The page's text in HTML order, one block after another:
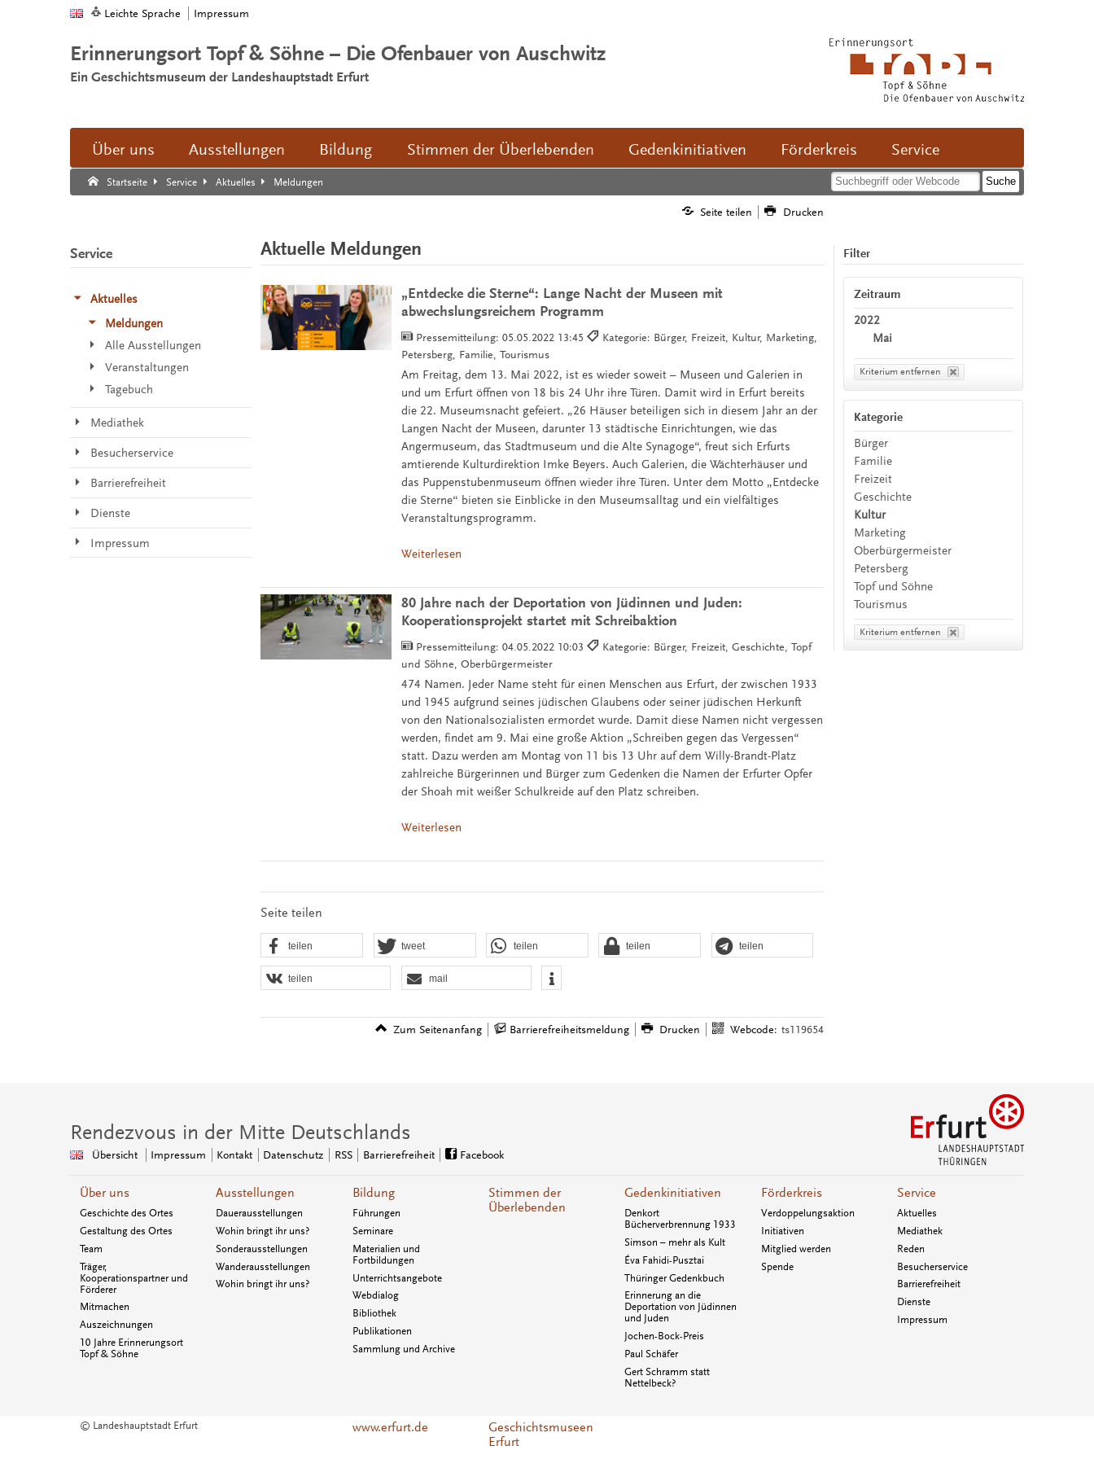
Leichte Sprache Impressum
Erinnerungsort Topf & Söhne – Die Ofenbauer von Auschwitz
Ein Geschichtsmuseum der Landeshauptstadt Erfurt
Über uns Ausstellungen Bildung Stimmen der Überlebenden Gedenkinitiativen Förderkreis Service
Startseite Service Aktuelles Meldungen
Suche:
Suche Ende.
Seite teilen Drucken
Aktuelle Meldungen
„Entdecke die Sterne“: Lange Nacht der Museen mit
abwechslungsreichem Programm
Pressemitteilung:05.05.2022 13:45
Kategorie: Bürger, Freizeit, Kultur, Marketing,
Petersberg, Familie, Tourismus
Am Freitag, dem 13. Mai 2022, ist es wieder soweit – Museen und Galerien in
und um Erfurt öffnen von 18 bis 24 Uhr ihre Türen. Damit wird in Erfurt bereits
die 22. Museumsnacht gefeiert. „26 Häuser beteiligen sich in diesem Jahr an der
Langen Nacht der Museen, darunter 13 städtische Einrichtungen, wie das
Angermuseum, das Stadtmuseum und die Alte Synagoge“, freut sich Erfurts
amtierende Kulturdirektion Imke Beyers. Auch Galerien, die Wächterhäuser und
das Puppenstubenmuseum öffnen wieder ihre Türen. Unter dem Motto „Entdecke
die Sterne“ bieten sie Einblicke in den Museumsalltag und ein vielfältiges
Veranstaltungsprogramm.
Weiterlesen
80 Jahre nach der Deportation von Jüdinnen und Juden:
Kooperationsprojekt startet mit Schreibaktion
Pressemitteilung:04.05.2022 10:03
Kategorie: Bürger, Freizeit, Geschichte, Topf
und Söhne, Oberbürgermeister
474 Namen. Jeder Name steht für einen Menschen aus Erfurt, der zwischen 1933
und 1945 aufgrund seines jüdischen Glaubens oder seiner jüdischen Herkunft
von den Nationalsozialisten ermordet wurde. Damit diese Namen nicht vergessen
werden, findet am 9. Mai eine große Aktion „Schreiben gegen das Vergessen“
statt. Dazu werden am Montag von 11 bis 13 Uhr auf dem Willy-Brandt-Platz
zahlreiche Bürgerinnen und Bürger zum Gedenken die Namen der Erfurter Opfer
der Shoah mit weißer Schulkreide auf den Platz schreiben.
Weiterlesen
Seite teilen
teilen tweet teilen teilen teilen
teilen mail
Zum Seitenanfang Barrierefreiheitsmeldung Drucken Webcode: ts119654
Filter
Zeitraum
2022
Mai
Kriterium entfernen
Kategorie
Bürger
Familie
Freizeit
Geschichte
Kultur
Marketing
Oberbürgermeister
Petersberg
Topf und Söhne
Tourismus
Kriterium entfernen
Service
Aktuelles
Meldungen
Alle Ausstellungen
Veranstaltungen
Tagebuch
Mediathek
Besucherservice
Barrierefreiheit
Dienste
Impressum
Rendezvous in der Mitte Deutschlands
Übersicht Impressum Kontakt Datenschutz RSS Barrierefreiheit Facebook
Über uns
Geschichte des Ortes
Gestaltung des Ortes
Team
Träger,
Kooperationspartner und
Förderer
Mitmachen
Auszeichnungen
10 Jahre Erinnerungsort
Topf & Söhne
Ausstellungen
Dauerausstellungen
Wohin bringt ihr uns?
Sonderausstellungen
Wanderausstellungen
Wohin bringt ihr uns?
Bildung
Führungen
Seminare
Materialien und
Fortbildungen
Unterrichtsangebote
Webdialog
Bibliothek
Publikationen
Sammlung und Archive
Stimmen der
Überlebenden
Gedenkinitiativen
Denkort
Bücherverbrennung 1933
Simson – mehr als Kult
Éva Fahidi-Pusztai
Thüringer Gedenkbuch
Erinnerung an die
Deportation von Jüdinnen
und Juden
Jochen-Bock-Preis
Paul Schäfer
Gert Schramm statt
Nettelbeck?
Förderkreis
Verdoppelungsaktion
Initiativen
Mitglied werden
Spende
Service
Aktuelles
Mediathek
Reden
Besucherservice
Barrierefreiheit
Dienste
Impressum
© Landeshauptstadt Erfurt www.erfurt.de
Geschichtsmuseen
Erfurt